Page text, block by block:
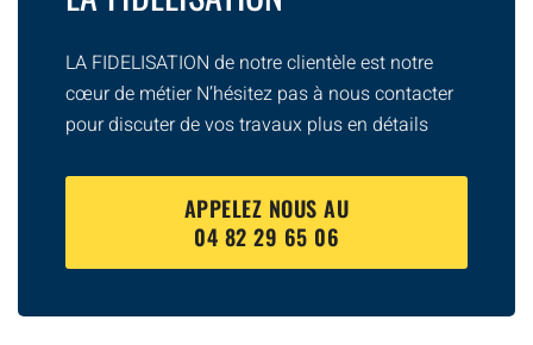
LA FIDELISATION de notre clientèle est notre
cœur de métier N’hésitez pas à nous contacter
pour discuter de vos travaux plus en détails
APPELEZ NOUS AU
04 82 29 65 06